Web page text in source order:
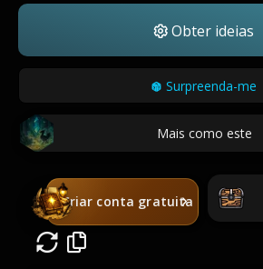
Obter ideias
Surpreenda-me
Mais como este
Criar conta gratuita